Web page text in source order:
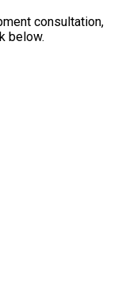
consultation,
below.